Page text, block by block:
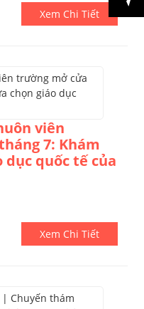
Xem Chi Tiết
viên
7: Khám
dục quốc tế của
Xem Chi Tiết